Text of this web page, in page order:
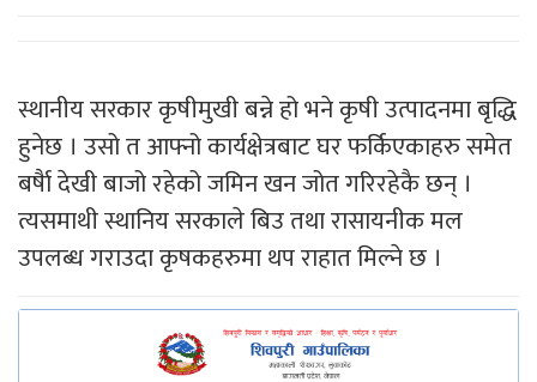
स्थानीय सरकार कृषीमुखी बन्ने हो भने कृषी उत्पादनमा बृद्धि
हुनेछ । उसो त आफ्नो कार्यक्षेत्रबाट घर फर्किएकाहरु समेत
बर्षैा देखी बाजो रहेको जमिन खन जोत गरिरहेकै छन् ।
त्यसमाथी स्थानिय सरकाले बिउ तथा रासायनीक मल
उपलब्ध गराउदा कृषकहरुमा थप राहात मिल्ने छ ।